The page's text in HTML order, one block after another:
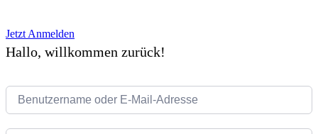
Jetzt Anmelden
Hallo, willkommen zurück!